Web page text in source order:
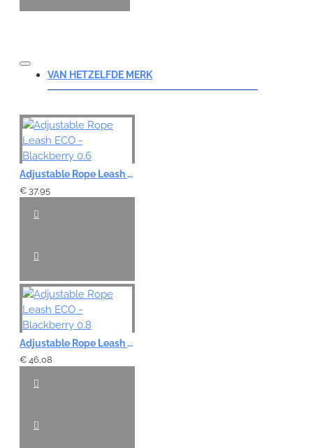
VAN HETZELFDE MERK
Adjustable Rope Leash ECO - Blackberry 0.6
€ 37,95
Adjustable Rope Leash ECO - Blackberry 0.8
€ 46,08